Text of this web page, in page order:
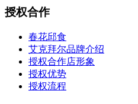
授权合作
春花邱食
艾克拜尔品牌介绍
授权合作店形象
授权优势
授权流程